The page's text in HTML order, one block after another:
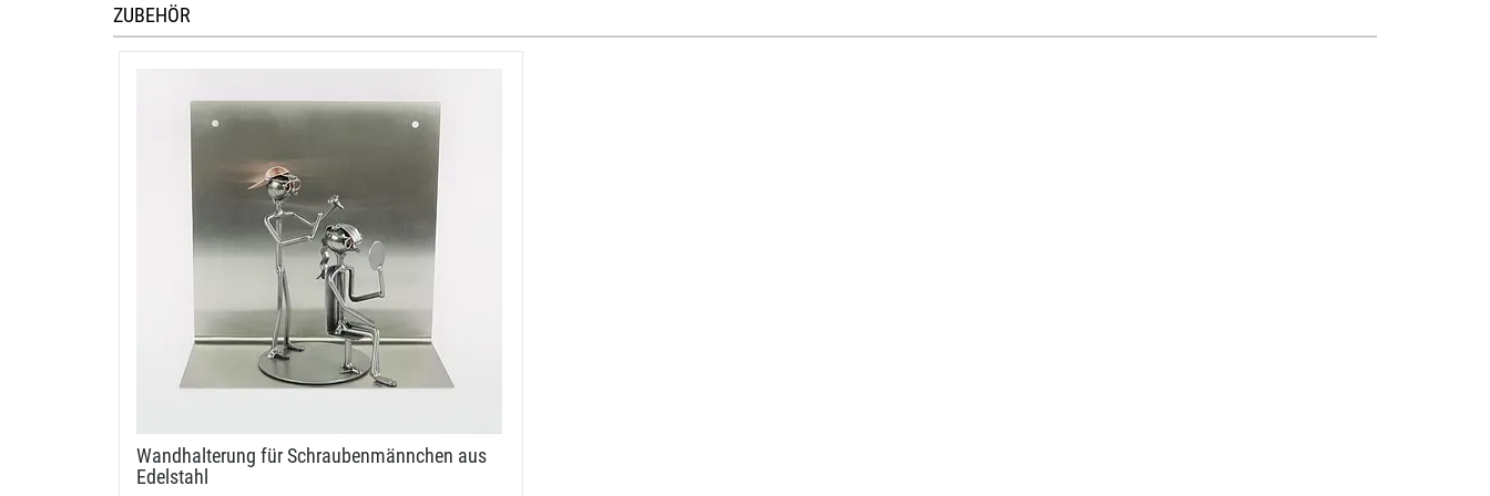
ZUBEHÖR
Wandhalterung für Schraubenmännchen aus
Edelstahl